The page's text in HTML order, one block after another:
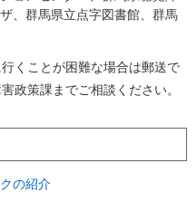
、群馬県立点字図書館、群馬
くことが困難な場合は郵送で
政策課までご相談ください。
の紹介